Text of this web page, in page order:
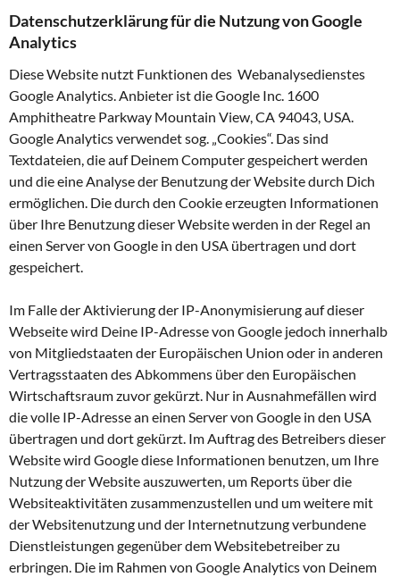
Datenschutzerklärung für die Nutzung von Google
Analytics
Diese Website nutzt Funktionen des Webanalysedienstes
Google Analytics. Anbieter ist die Google Inc. 1600
Amphitheatre Parkway Mountain View, CA 94043, USA.
Google Analytics verwendet sog. „Cookies“. Das sind
Textdateien, die auf Deinem Computer gespeichert werden
und die eine Analyse der Benutzung der Website durch Dich
ermöglichen. Die durch den Cookie erzeugten Informationen
über Ihre Benutzung dieser Website werden in der Regel an
einen Server von Google in den USA übertragen und dort
gespeichert.
Im Falle der Aktivierung der IP-Anonymisierung auf dieser
Webseite wird Deine IP-Adresse von Google jedoch innerhalb
von Mitgliedstaaten der Europäischen Union oder in anderen
Vertragsstaaten des Abkommens über den Europäischen
Wirtschaftsraum zuvor gekürzt. Nur in Ausnahmefällen wird
die volle IP-Adresse an einen Server von Google in den USA
übertragen und dort gekürzt. Im Auftrag des Betreibers dieser
Website wird Google diese Informationen benutzen, um Ihre
Nutzung der Website auszuwerten, um Reports über die
Websiteaktivitäten zusammenzustellen und um weitere mit
der Websitenutzung und der Internetnutzung verbundene
Dienstleistungen gegenüber dem Websitebetreiber zu
erbringen. Die im Rahmen von Google Analytics von Deinem